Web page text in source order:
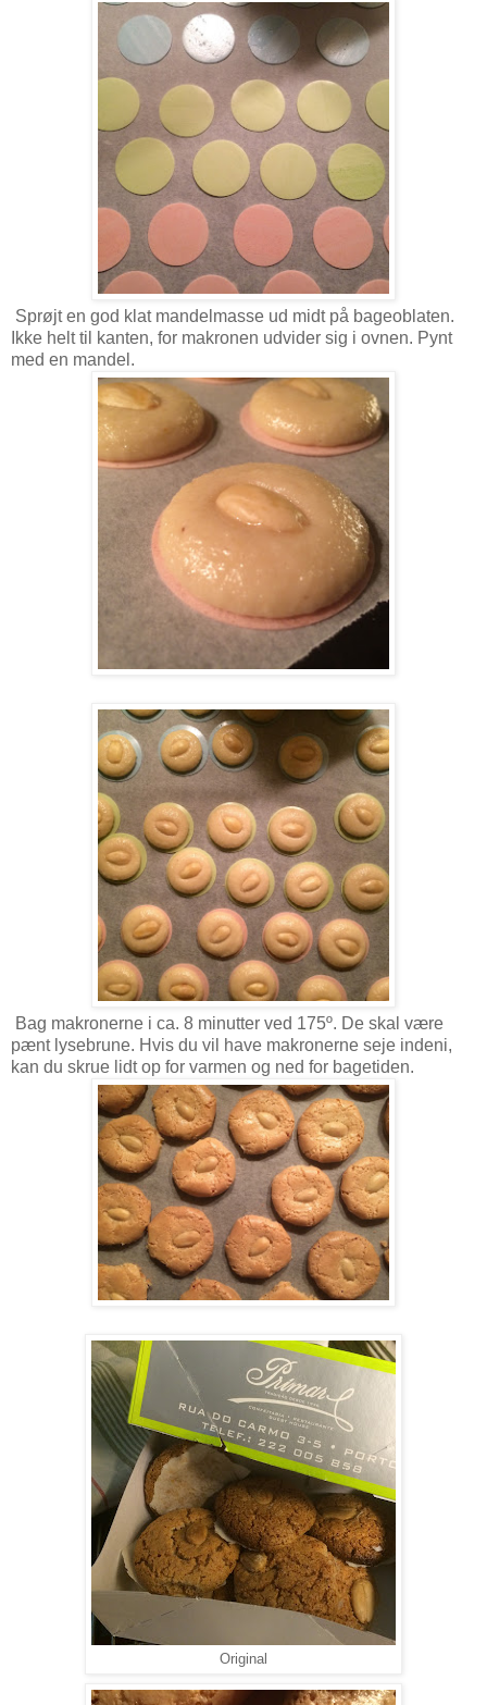
Sprøjt en god klat mandelmasse ud midt på bageoblaten.
Ikke helt til kanten, for makronen udvider sig i ovnen. Pynt
med en mandel.
Bag makronerne i ca. 8 minutter ved 175º. De skal være
pænt lysebrune. Hvis du vil have makronerne seje indeni,
kan du skrue lidt op for varmen og ned for bagetiden.
Original